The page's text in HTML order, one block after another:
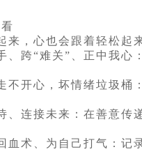
，心也会跟着轻松起
跨“难关”、正中我心
不开心，坏情绪垃圾桶
连接未来：在善意传
术、为自己打气：记